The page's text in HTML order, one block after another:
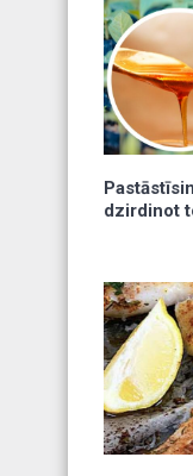
dzirdinot